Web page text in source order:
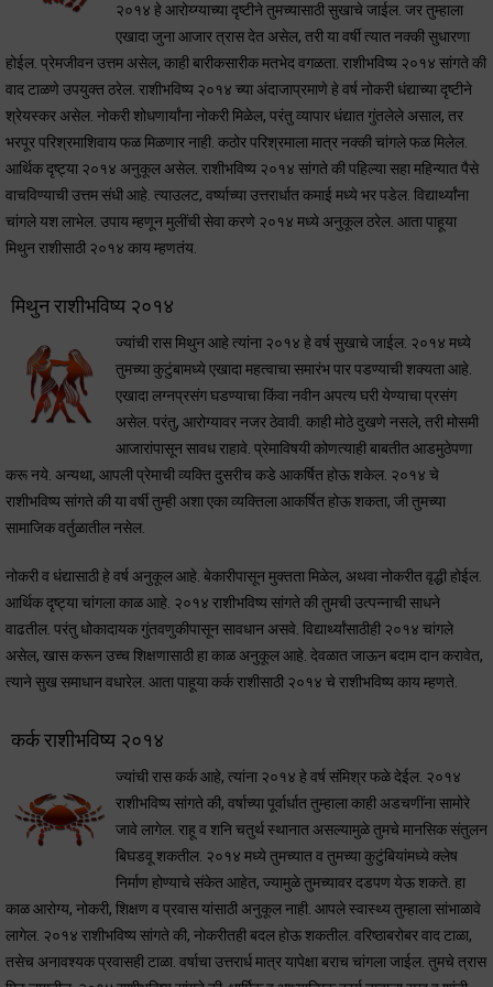
२०१४ हे आरोय्ग्याच्या दृष्टीने तुमच्यासाठी सुखाचे जाईल. जर तुम्हाला
एखादा जुना आजार त्रास देत असेल, तरी या वर्षी त्यात नक्की सुधारणा
होईल. प्रेमजीवन उत्तम असेल, काही बारीकसारीक मतभेद वगळता. राशीभविष्य २०१४ सांगते की
वाद टाळणे उपयुक्त ठरेल. राशीभविष्य २०१४ च्या अंदाजाप्रमाणे हे वर्ष नोकरी धंद्याच्या दृष्टीने
श्रेयस्कर असेल. नोकरी शोधणार्यांना नोकरी मिळेल, परंतु व्यापार धंद्यात गुंतलेले असाल, तर
भरपूर परिश्रमाशिवाय फळ मिळणार नाही. कठोर परिश्रमाला मात्र नक्की चांगले फळ मिलेल.
आर्थिक दृष्ट्या २०१४ अनुकूल असेल. राशीभविष्य २०१४ सांगते की पहिल्या सहा महिन्यात पैसे
वाचविण्याची उत्तम संधी आहे. त्याउलट, वर्ष्याच्या उत्तरार्धात कमाई मध्ये भर पडेल. विद्यार्थ्यांना
चांगले यश लाभेल. उपाय म्हणून मुलींची सेवा करणे २०१४ मध्ये अनुकूल ठरेल. आता पाहूया
मिथुन राशीसाठी २०१४ काय म्हणतंय.
मिथुन राशीभविष्य २०१४
ज्यांची रास मिथुन आहे त्यांना २०१४ हे वर्ष सुखाचे जाईल. २०१४ मध्ये
तुमच्या कुटुंबामध्ये एखादा महत्वाचा समारंभ पार पडण्याची शक्यता आहे.
एखादा लग्नप्रसंग घडण्याचा किंवा नवीन अपत्य घरी येण्याचा प्रसंग
असेल. परंतु, आरोग्यावर नजर ठेवावी. काही मोठे दुखणे नसले, तरी मोसमी
आजारांपासून सावध राहावे. प्रेमाविषयी कोणत्याही बाबतीत आडमुठेपणा
करू नये. अन्यथा, आपली प्रेमाची व्यक्ति दुसरीच कडे आकर्षित होऊ शकेल. २०१४ चे
राशीभविष्य सांगते की या वर्षी तुम्ही अशा एका व्यक्तिला आकर्षित होऊ शकता, जी तुमच्या
सामाजिक वर्तुळातील नसेल.
नोकरी व धंद्यासाठी हे वर्ष अनुकूल आहे. बेकारीपासून मुक्तता मिळेल, अथवा नोकरीत वृद्धी होईल.
आर्थिक दृष्ट्या चांगला काळ आहे. २०१४ राशीभविष्य सांगते की तुमची उत्पन्नाची साधने
वाढतील. परंतु धोकादायक गुंतवणुकीपासून सावधान असवे. विद्यार्थ्यांसाठीही २०१४ चांगले
असेल, खास करून उच्च शिक्षणासाठी हा काळ अनुकूल आहे. देवळात जाऊन बदाम दान करावेत,
त्याने सुख समाधान वधारेल. आता पाहूया कर्क राशीसाठी २०१४ चे राशीभविष्य काय म्हणते.
कर्क राशीभविष्य २०१४
ज्यांची रास कर्क आहे, त्यांना २०१४ हे वर्ष संमिश्र फळे देईल. २०१४
राशीभविष्य सांगते की, वर्षाच्या पूर्वार्धात तुम्हाला काही अडचणींना सामोरे
जावे लागेल. राहू व शनि चतुर्थ स्थानात असल्यामुळे तुमचे मानसिक संतुलन
बिघडवू शकतील. २०१४ मध्ये तुमच्यात व तुमच्या कुटुंबियांमध्ये क्लेष
निर्माण होण्याचे संकेत आहेत, ज्यामुळे तुमच्यावर दडपण येऊ शकते. हा
काळ आरोग्य, नोकरी, शिक्षण व प्रवास यांसाठी अनुकूल नाही. आपले स्वास्थ्य तुम्हाला सांभाळावे
लागेल. २०१४ राशीभविष्य सांगते की, नोकरीतही बदल होऊ शकतील. वरिष्ठाबरोबर वाद टाळा,
तसेच अनावश्यक प्रवासही टाळा. वर्षाचा उत्तरार्ध मात्र यापेक्षा बराच चांगला जाईल. तुमचे त्रास